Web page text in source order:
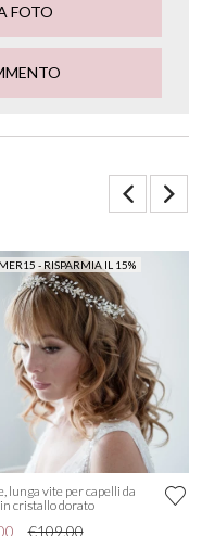
FOTO
- RISPARMIA IL 15%
lunga vite per capelli da
cristallo dorato
€109.00